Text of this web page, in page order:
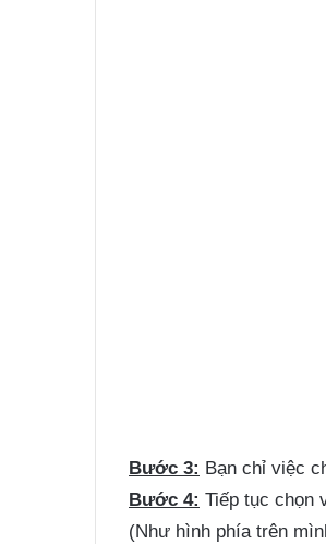
Bước 3: Bạn chỉ việc
Bước 4: Tiếp tục chọn
(Như hình phía trên